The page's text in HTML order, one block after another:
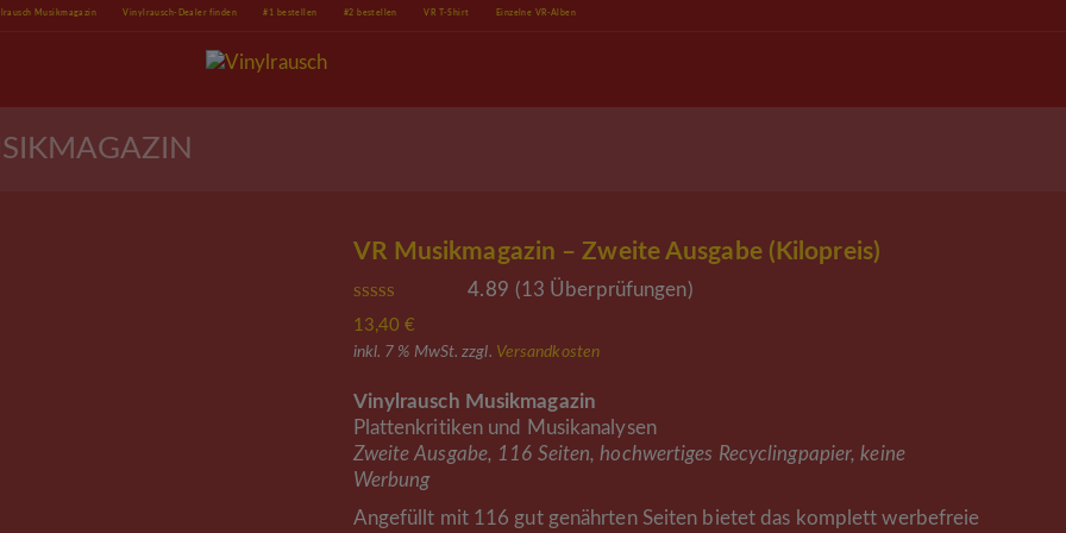
Musikmagazin Vinylrausch-Dealer finden #1 bestellen #2 bestellen VR T-Shirt Einzelne VR-Alben
VR Musikmagazin – Zweite Ausgabe (Kilopreis)
Bewertet
mit 4.89
von 5,
auf
9
Kundenbewertungen
4.89 (13 Überprüfungen)
13,40€
inkl. 7 % MwSt. zzgl. Versandkosten
Vinylrausch Musikmagazin
Plattenkritiken und Musikanalysen
Zweite Ausgabe, 116 Seiten, hochwertiges Recyclingpapier, keine
Werbung
Angefüllt mit 116 gut genährten Seiten bietet das komplett werbefreie